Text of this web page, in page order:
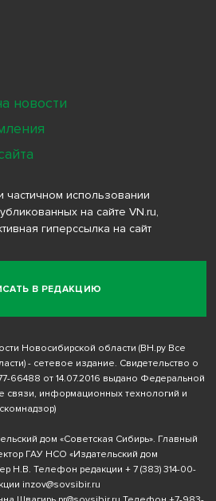
В РЕДАКЦИЮ
использовании
на сайте VN.ru,
гиперссылка на сайт
Новосибирской области (ВН.ру Все
- сетевое издание. Свидетельство о
66488 от 14.07.2016 выдано Федеральной
связи, информационных технологий и
дом «Советская Сибирь». Главный
ГАУ НСО «Издательский дом
Н.В. Телефон редакции + 7 (383) 314-00-
inzov@sovsibir.ru
новости